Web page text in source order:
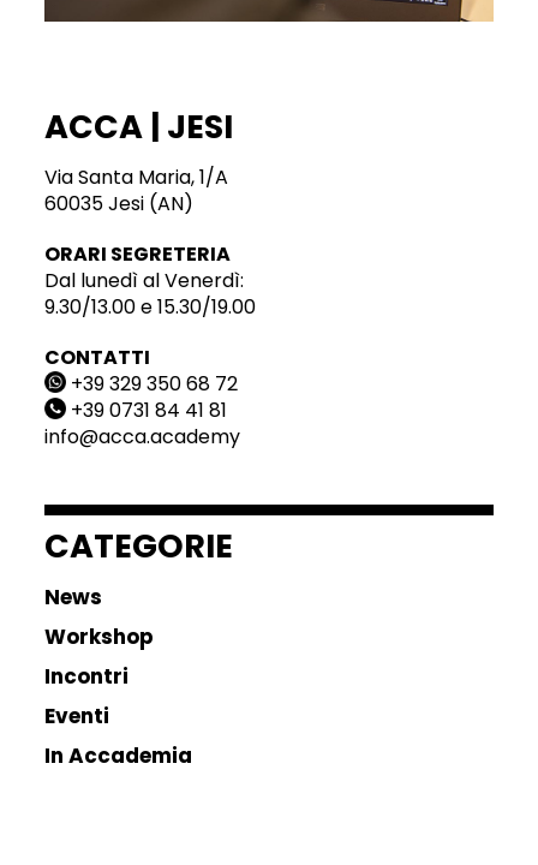
ACCA | JESI
Via Santa Maria, 1/A
60035 Jesi (AN)
ORARI SEGRETERIA
Dal lunedì al Venerdì:
9.30/13.00 e 15.30/19.00
CONTATTI
+39 329 350 68 72
+39 0731 84 41 81
info@acca.academy
CATEGORIE
News
Workshop
Incontri
Eventi
In Accademia